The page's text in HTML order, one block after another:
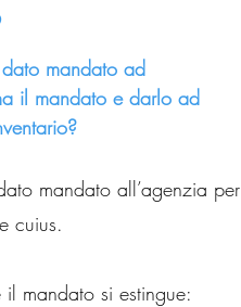
mandato ad
il mandato e darlo ad
mandato all’agenzia per
cuius.
mandato si estingue: